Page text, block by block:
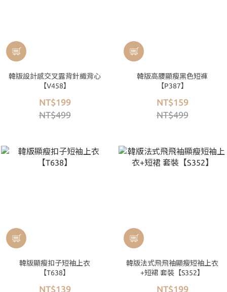
韓版設計感交叉露背針織背心
【V458】
NT$199
NT$499
韓版高腰顯瘦黑色短褲
【P387】
NT$159
NT$499
韓版顯瘦扣子短袖上衣
【T638】
NT$139
韓版法式飛飛袖顯瘦短袖上衣
+短裙 套裝【S352】
NT$199